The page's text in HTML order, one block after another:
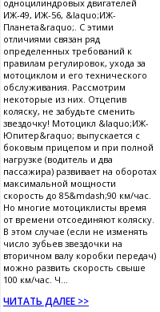
одноцилиндровых двигателей
ИЖ-49, ИЖ-56, &laquo;ИЖ-
Планета&raquo;. С этими
отличиями связан ряд
определенных требований к
правилам регулировок, ухода за
мотоциклом и его технического
обслуживания. Рассмотрим
некоторые из них. Отцепив
коляску, не забудьте сменить
звездочку! Мотоцикл &laquo;ИЖ-
Юпитер&raquo; выпускается с
боковым прицепом и при полной
нагрузке (водитель и два
пассажира) развивает на оборотах
максимальной мощности
скорость до 85&mdash;90 км/час.
Но многие мотоциклисты время
от времени отсоединяют коляску.
В этом случае (если не изменять
число зубьев звездочки на
вторичном валу коробки передач)
можно развить скорость свыше
100 км/час. Ч...
ЧИТАТЬ ДАЛЕЕ >>